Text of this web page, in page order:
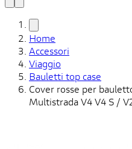
Home
Accessori
Viaggio
Bauletti top case
Cover rosse per
Multistrada V4 V4 S /